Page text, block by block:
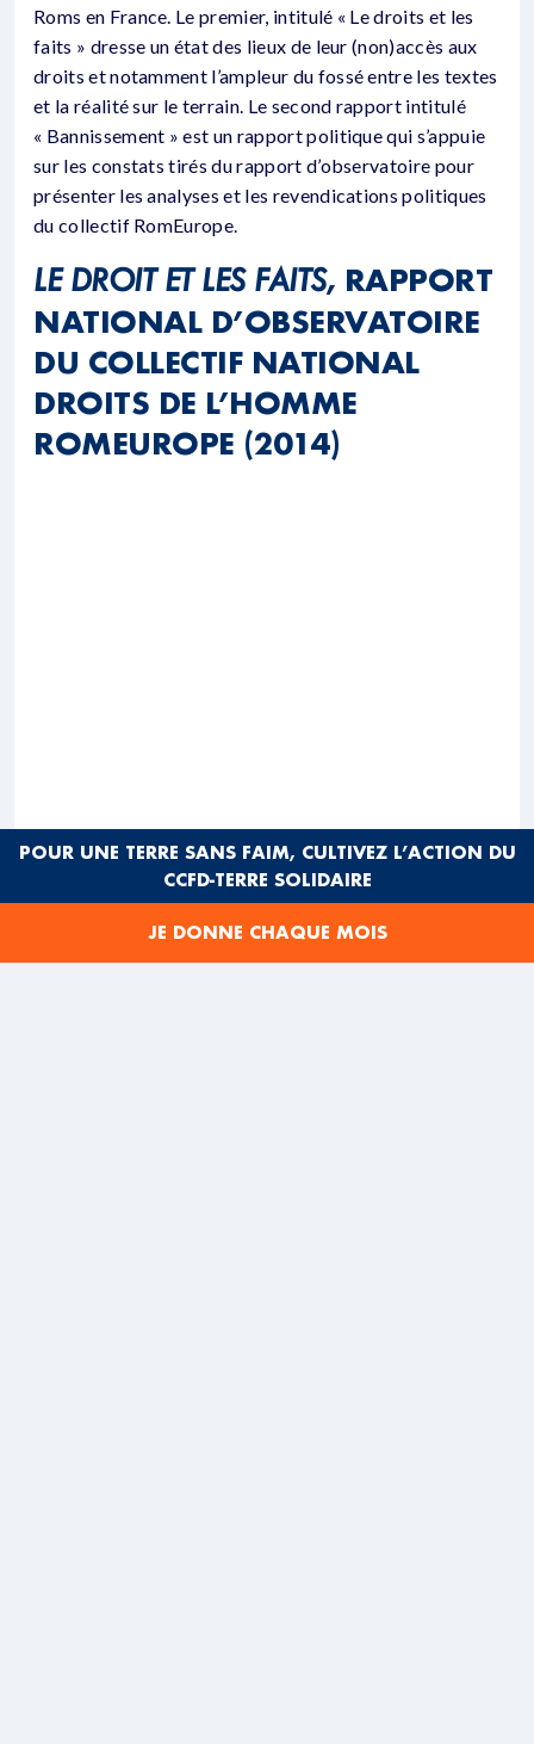
Roms en France. Le premier, intitulé « Le droits et les
faits » dresse un état des lieux de leur (non)accès aux
droits et notamment l’ampleur du fossé entre les textes
et la réalité sur le terrain. Le second rapport intitulé
« Bannissement » est un rapport politique qui s’appuie
sur les constats tirés du rapport d’observatoire pour
présenter les analyses et les revendications politiques
du collectif RomEurope.
LE DROIT ET LES FAITS, RAPPORT
NATIONAL D’OBSERVATOIRE
DU COLLECTIF NATIONAL
DROITS DE L’HOMME
ROMEUROPE (2014)
POUR UNE TERRE SANS FAIM, CULTIVEZ L’ACTION DU
CCFD-TERRE SOLIDAIRE
JE DONNE CHAQUE MOIS